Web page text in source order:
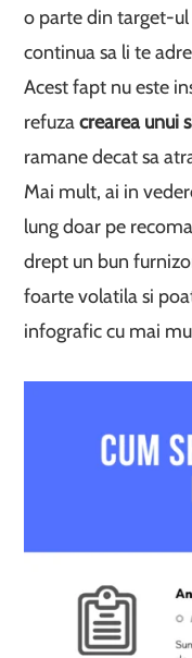
o parte din target-
continua sa li te
Acest fapt nu este
refuzacrearea unui
ramane decat sa
Mai mult, ai in
lung doar pe
drept un bun
foarte volatila si
infografic cu mai